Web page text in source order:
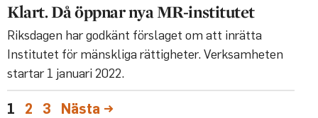
Klart. Då öppnar nya MR-institutet
Riksdagen har godkänt förslaget om att inrätta
Institutet för mänskliga rättigheter. Verksamheten
startar 1 januari 2022.
Sida
1 Sida
2 Sida
3 Nästa →